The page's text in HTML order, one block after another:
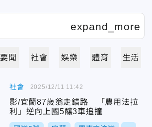
要聞 社會 娛樂 體育 生活
社會
影/宜蘭87歲翁走錯路 「農用法拉
利」逆向上國5釀3車追撞
2025/12/11 11:42